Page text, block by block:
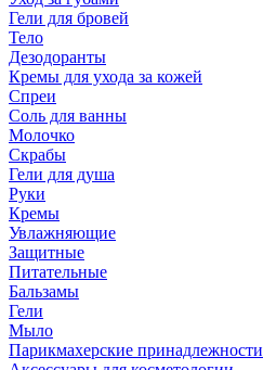
Гели для бровей
Тело
Дезодоранты
Кремы для ухода за кожей
Спреи
Соль для ванны
Молочко
Скрабы
Гели для душа
Руки
Кремы
Увлажняющие
Защитные
Питательные
Бальзамы
Гели
Мыло
Парикмахерские принадлежности